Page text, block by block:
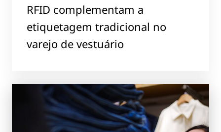
RFID complementam a
etiquetagem tradicional no
varejo de vestuário